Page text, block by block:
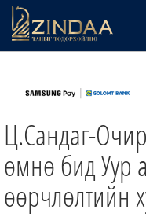
ТВ8
ӨГЛӨӨНИЙ СОНИН
АУДИО ЗОХИОЛ
Ц.Сандаг-
өмнө бид Уур
өөрчлөлтийн